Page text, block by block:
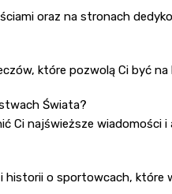
oraz na stronach
które pozwolą Ci być
Świata?
Ci najświeższe wiadomości i
historii o sportowcach, które